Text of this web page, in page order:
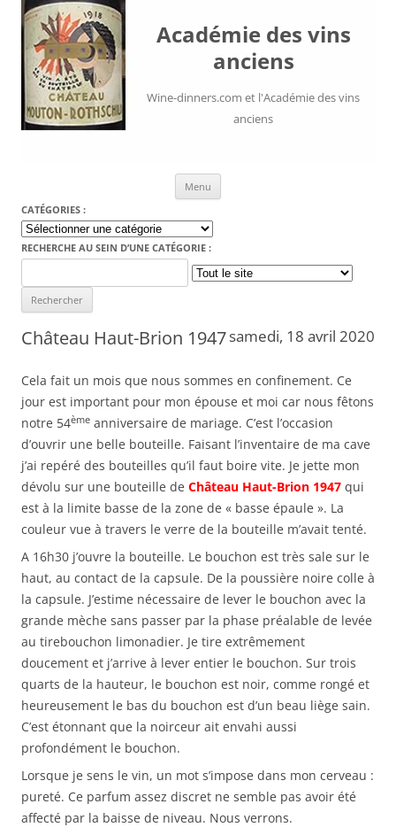
Académie des vins
anciens
Wine-dinners.com et l'Académie des vins
anciens
Menu
CATÉGORIES :
Catégories
:
RECHERCHE AU SEIN D’UNE CATÉGORIE :
for:
Château Haut-Brion 1947samedi, 18 avril 2020
Cela fait un mois que nous sommes en confinement. Ce
jour est important pour mon épouse et moi car nous fêtons
notre 54ème anniversaire de mariage. C’est l’occasion
d’ouvrir une belle bouteille. Faisant l’inventaire de ma cave
j’ai repéré des bouteilles qu’il faut boire vite. Je jette mon
dévolu sur une bouteille de Château Haut-Brion 1947 qui
est à la limite basse de la zone de « basse épaule ». La
couleur vue à travers le verre de la bouteille m’avait tenté.
A 16h30 j’ouvre la bouteille. Le bouchon est très sale sur le
haut, au contact de la capsule. De la poussière noire colle à
la capsule. J’estime nécessaire de lever le bouchon avec la
grande mèche sans passer par la phase préalable de levée
au tirebouchon limonadier. Je tire extrêmement
doucement et j’arrive à lever entier le bouchon. Sur trois
quarts de la hauteur, le bouchon est noir, comme rongé et
heureusement le bas du bouchon est d’un beau liège sain.
C’est étonnant que la noirceur ait envahi aussi
profondément le bouchon.
Lorsque je sens le vin, un mot s’impose dans mon cerveau :
pureté. Ce parfum assez discret ne semble pas avoir été
affecté par la baisse de niveau. Nous verrons.